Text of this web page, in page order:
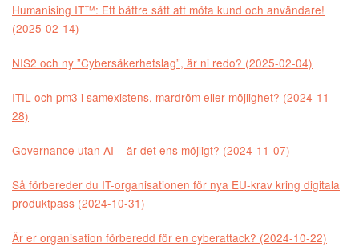
Humanising IT™: Ett bättre sätt att möta kund och användare!
(2025-02-14)
NIS2 och ny ”Cybersäkerhetslag”, är ni redo? (2025-02-04)
ITIL och pm3 i samexistens, mardröm eller möjlighet? (2024-11-
28)
Governance utan AI – är det ens möjligt? (2024-11-07)
Så förbereder du IT-organisationen för nya EU-krav kring digitala
produktpass (2024-10-31)
Är er organisation förberedd för en cyberattack? (2024-10-22)